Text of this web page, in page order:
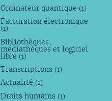
Ordinateur quantique (1)
Facturation électronique
(1)
Bibliothèques,
médiathèques et logiciel
libre (1)
Transcriptions (1)
Actualité (1)
Droits humains (1)